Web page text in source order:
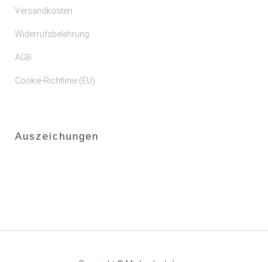
Versandkosten
Widerrufsbelehrung
AGB
Cookie-Richtlinie (EU)
Auszeichungen